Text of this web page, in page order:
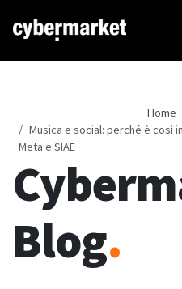
Home
Musica e social: perché è così
Meta e SIAE
Blog.